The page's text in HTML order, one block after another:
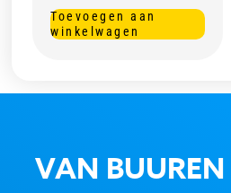
Toevoegen aan
winkelwagen
VAN